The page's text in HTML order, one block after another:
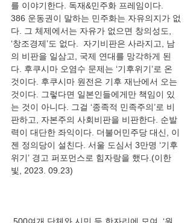
를 이야기한다. 독재&민주화 프레임이다.
386 운동권이 말하는 민주화는 자유의지가 없
다. 그 체제에서는 자유가 없으면 창의성도,
‘창조경제’도 없다.  자기비판은 사라지고, 남
의 비판을 일삼고, 국제 연대를 망각하게 된
다. 후쿠시마 오염수 문제는 ‘기후위기’로 온
것이다. 후쿠시마 원전은 기후 재난에서 오는
것이다. 그렇다면 일본인들에게만 책임이 있
는 것이 아니다. 그걸 ‘종족적 민족주의’로 비
판하고, 자본주의 사회비판을 비판한다. 순발
력이 대단한 좌익이다. 더불어민주당 대신, 이
젠 정의당이 설친다. 서울 도심서 3만명 ‘기후
위기’ 경고 퍼포먼스로 힘자랑을 했다.(이한